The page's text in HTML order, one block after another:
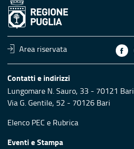
Area riservata
Contatti e indirizzi
Lungomare N. Sauro, 33 - 70121 Bari
Via G. Gentile, 52 - 70126 Bari
Elenco PEC e Rubrica
Eventi e Stampa